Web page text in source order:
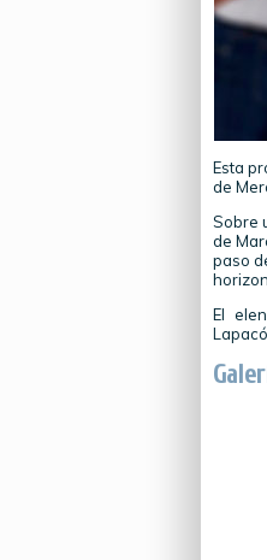
Esta
de
Sobre
de
paso
El